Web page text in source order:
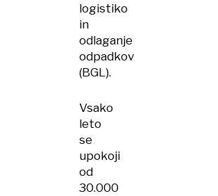
logistiko
in
odlaganje
odpadkov
(BGL).
Vsako
leto
se
upokoji
od
30.000